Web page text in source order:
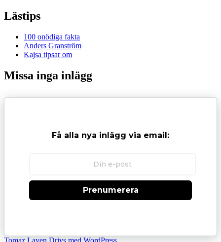
Lästips
100 onödiga fakta
Anders Granström
Kajsa tipsar om
Missa inga inlägg
Få alla nya inlägg via email:
Prenumerera
Tomaz Laven Drivs med WordPress